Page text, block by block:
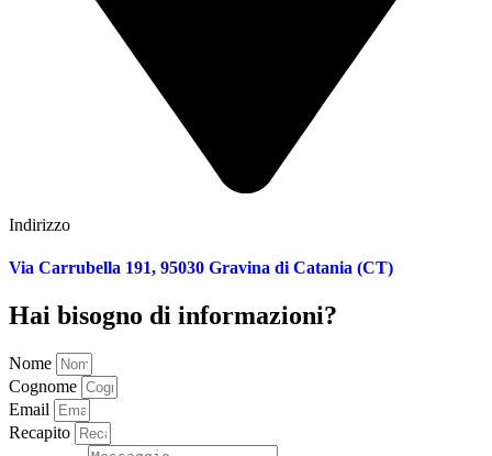
Indirizzo
Via Carrubella 191, 95030 Gravina di Catania (CT)
Hai bisogno di informazioni?
Nome
Cognome
Email
Recapito